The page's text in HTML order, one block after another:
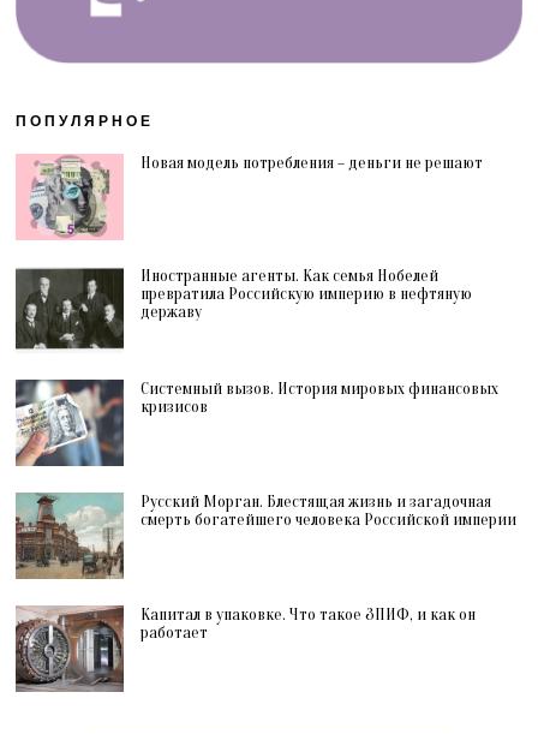
ПОПУЛЯРНОЕ
Новая модель потребления – деньги не решают
Иностранные агенты. Как семья Нобелей
превратила Российскую империю в нефтяную
державу
Системный вызов. История мировых финансовых
кризисов
Русский Морган. Блестящая жизнь и загадочная
смерть богатейшего человека Российской империи
Капитал в упаковке. Что такое ЗПИФ, и как он
работает